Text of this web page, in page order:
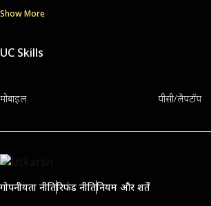
Show More
UC Skills
मोबाइल पीसी/लैपटॉप
गोपनीयता नीतिरिफंड नीतिनियम और शर्तें